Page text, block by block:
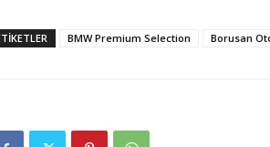
BMW Premium Selection Borusan